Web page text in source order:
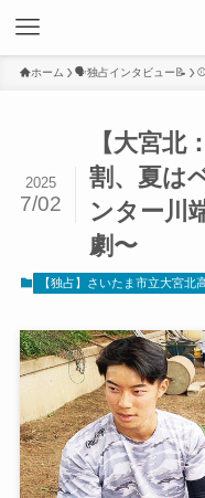
ホーム 🗣️独占インタビュー📝
【大宮北
割、夏は
ンター川
劇〜
2025
7/02
【独占】さいたま市立大宮北